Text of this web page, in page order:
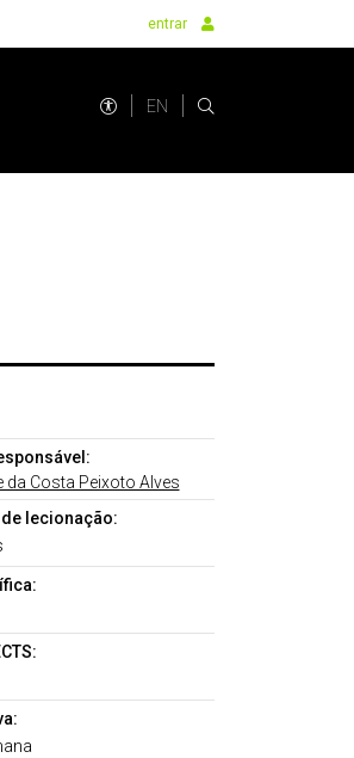
entrar
EN
da Costa Peixoto Alves
lecionação: